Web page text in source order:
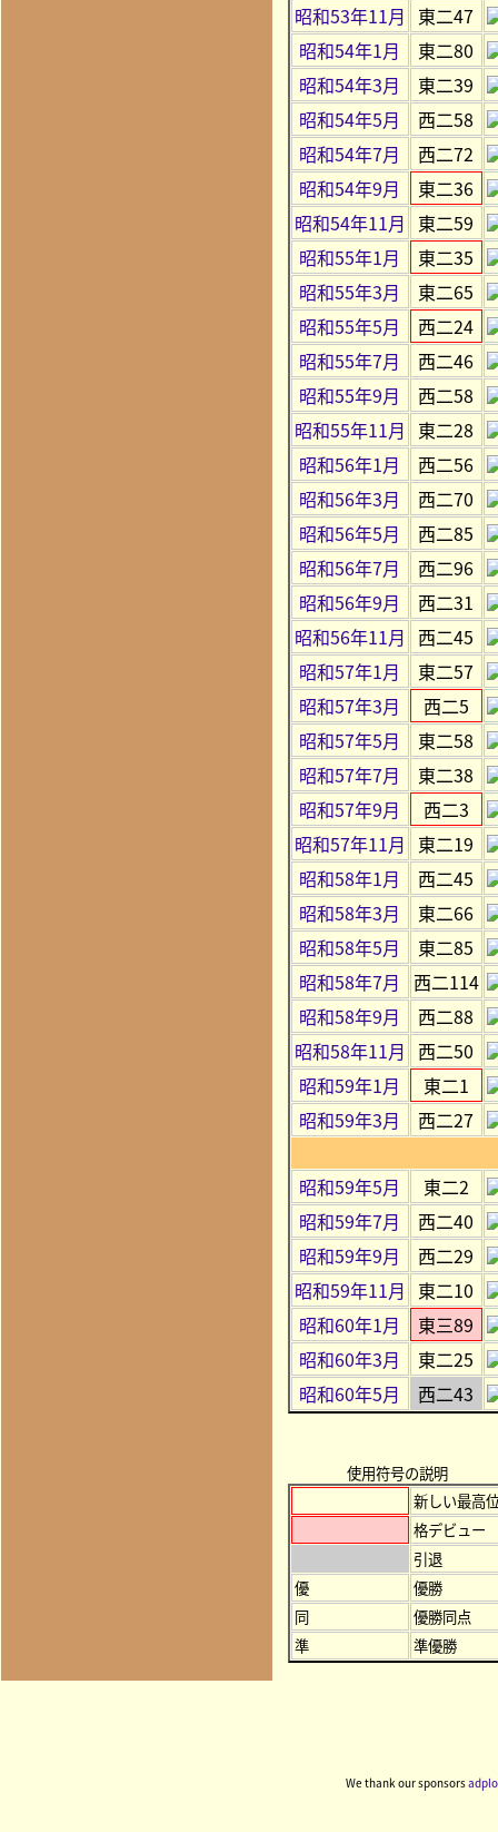
昭和53年11月 東二47
昭和54年1月
東二80
昭和54年3月
東二39
昭和54年5月
西二58
昭和54年7月
西二72
昭和54年9月
東二36
昭和54年11月 東二59
昭和55年1月
東二35
昭和55年3月
東二65
昭和55年5月
西二24
昭和55年7月
西二46
昭和55年9月
西二58
昭和55年11月 東二28
昭和56年1月
西二56
昭和56年3月
西二70
昭和56年5月
西二85
昭和56年7月
西二96
昭和56年9月
西二31
昭和56年11月 西二45
昭和57年1月
東二57
昭和57年3月
西二5
昭和57年5月
東二58
昭和57年7月
東二38
昭和57年9月
西二3
昭和57年11月 東二19
昭和58年1月
西二45
昭和58年3月
東二66
昭和58年5月
東二85
昭和58年7月
西二114
昭和58年9月
西二88
昭和58年11月 西二50
昭和59年1月
東二1
昭和59年3月
西二27
昭和59年5月
東二2
昭和59年7月
西二40
昭和59年9月
西二29
昭和59年11月 東二10
昭和60年1月
東三89
昭和60年3月
東二25
昭和60年5月
西二43
使用符号の説明
新しい最高
格デビュー
引退
優
優勝
同
優勝同点
準
準優勝
We thank our sponsors